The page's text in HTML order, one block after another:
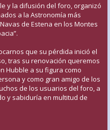
y la difusión del foro, organizó
a la Astronomía más
de Estena en los Montes
que su pérdida inició el
tras su renovación queremos
Hubble a su figura como
y como gran amigo de los
de los usuarios del foro, a
y sabiduría en multitud de